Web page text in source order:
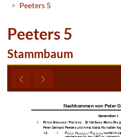
Peeters 5
Peeters 5
Stammbaum

            
     